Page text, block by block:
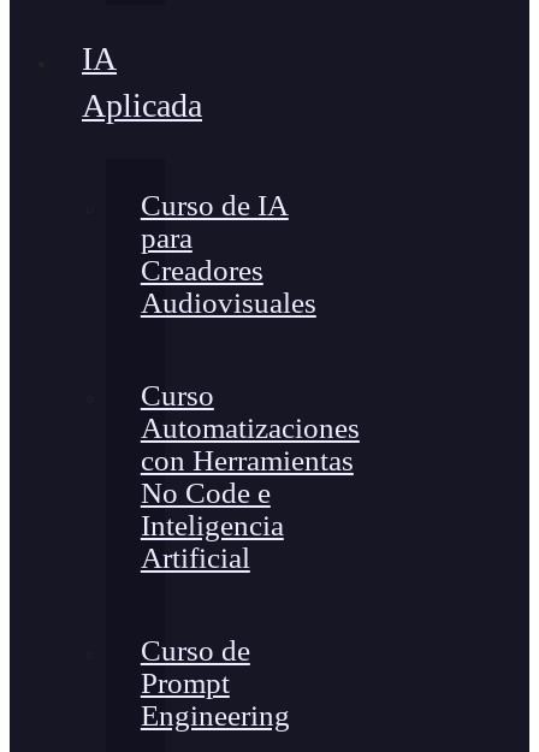
IA
Aplicada
Curso de IA
para
Creadores
Audiovisuales
Curso
Automatizaciones
con Herramientas
No Code e
Inteligencia
Artificial
Curso de
Prompt
Engineering